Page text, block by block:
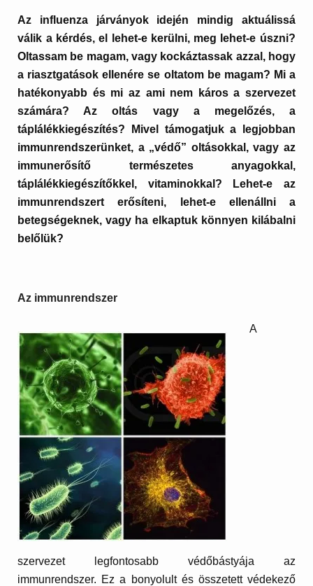
Az influenza járványok idején mindig aktuálissá
válik a kérdés, el lehet-e kerülni, meg lehet-e úszni?
Oltassam be magam, vagy kockáztassak azzal, hogy
a riasztgatások ellenére se oltatom be magam? Mi a
hatékonyabb és mi az ami nem káros a szervezet
számára? Az oltás vagy a megelőzés, a
táplálékkiegészítés? Mivel támogatjuk a legjobban
immunrendszerünket, a „védő” oltásokkal, vagy az
immunerősítő természetes anyagokkal,
táplálékkiegészítőkkel, vitaminokkal? Lehet-e az
immunrendszert erősíteni, lehet-e ellenállni a
betegségeknek, vagy ha elkaptuk könnyen kilábalni
belőlük?
Az immunrendszer
A
szervezet legfontosabb védőbástyája az
immunrendszer. Ez a bonyolult és összetett védekező